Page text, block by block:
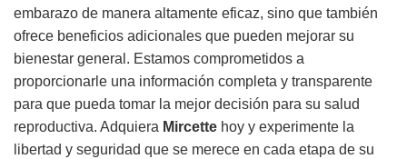
embarazo de manera altamente eficaz, sino que también
ofrece beneficios adicionales que pueden mejorar su
bienestar general. Estamos comprometidos a
proporcionarle una información completa y transparente
para que pueda tomar la mejor decisión para su salud
reproductiva. Adquiera Mircette hoy y experimente la
libertad y seguridad que se merece en cada etapa de su